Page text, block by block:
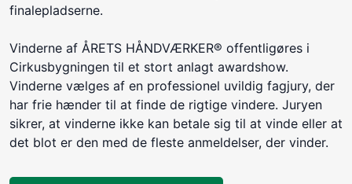
finalepladserne.
Vinderne af ÅRETS HÅNDVÆRKER® offentligøres i
Cirkusbygningen til et stort anlagt awardshow.
Vinderne vælges af en professionel uvildig fagjury, der
har frie hænder til at finde de rigtige vindere. Juryen
sikrer, at vinderne ikke kan betale sig til at vinde eller at
det blot er den med de fleste anmeldelser, der vinder.